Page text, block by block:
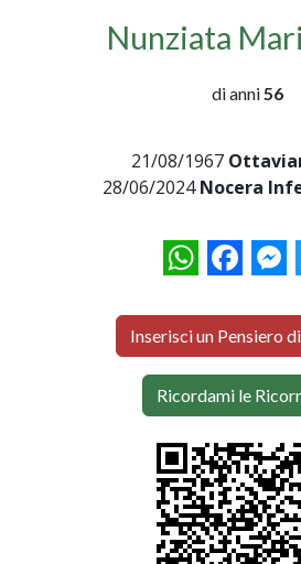
Nunziata
di anni56
21/08/1967
28/06/2024Nocera
WhatsApp
Inserisci un Pensiero
Ricordami le